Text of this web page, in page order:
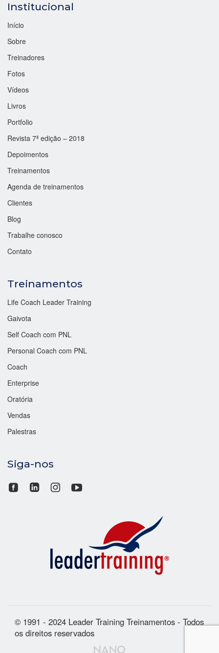
Institucional
Início
Sobre
Treinadores
Fotos
Vídeos
Livros
Portfolio
Revista 7ª edição – 2018
Depoimentos
Treinamentos
Agenda de treinamentos
Clientes
Blog
Trabalhe conosco
Contato
Treinamentos
Life Coach Leader Training
Gaivota
Self Coach com PNL
Personal Coach com PNL
Coach
Enterprise
Oratória
Vendas
Palestras
Siga-nos
© 1991 - 2024 Leader Training Treinamentos - Todos
os direitos reservados